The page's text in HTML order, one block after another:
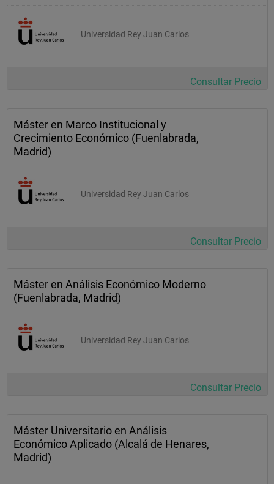
Universidad Rey Juan Carlos
Consultar Precio
Máster en Marco Institucional y
Crecimiento Económico (Fuenlabrada,
Madrid)
Universidad Rey Juan Carlos
Consultar Precio
Máster en Análisis Económico Moderno
(Fuenlabrada, Madrid)
Universidad Rey Juan Carlos
Consultar Precio
Máster Universitario en Análisis
Económico Aplicado (Alcalá de Henares,
Madrid)